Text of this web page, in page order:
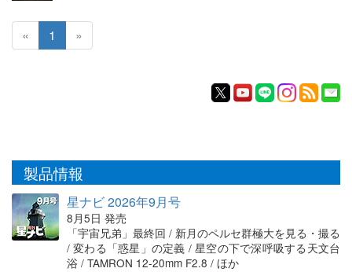
« 1 »
製品情報
星ナビ 2026年9月号
8月5日 発売
「宇宙兄弟」最終回 / 新月のペルセ群極大を見る・撮る
/ 変わる「惑星」の定義 / 星空の下で深呼吸する天文台
浴 / TAMRON 12-20mm F2.8 / ほか